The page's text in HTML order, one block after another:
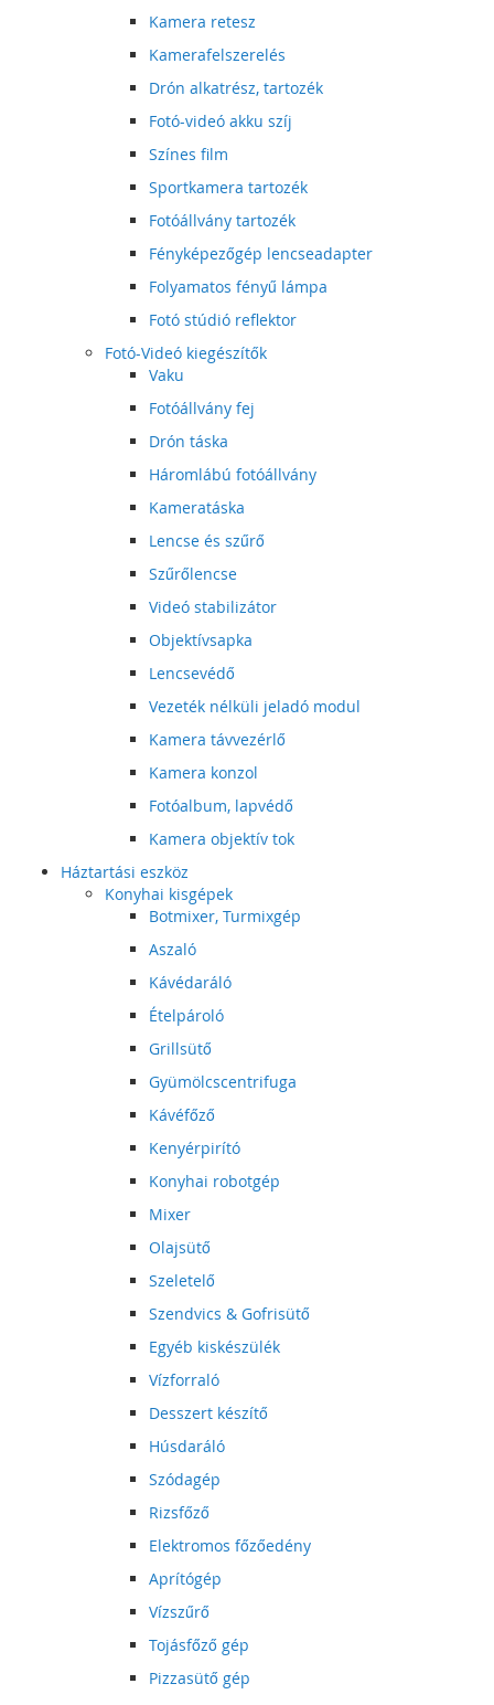
Kamera retesz
Kamerafelszerelés
Drón alkatrész, tartozék
Fotó-videó akku szíj
Színes film
Sportkamera tartozék
Fotóállvány tartozék
Fényképezőgép lencseadapter
Folyamatos fényű lámpa
Fotó stúdió reflektor
Fotó-Videó kiegészítők
Vaku
Fotóállvány fej
Drón táska
Háromlábú fotóállvány
Kameratáska
Lencse és szűrő
Szűrőlencse
Videó stabilizátor
Objektívsapka
Lencsevédő
Vezeték nélküli jeladó modul
Kamera távvezérlő
Kamera konzol
Fotóalbum, lapvédő
Kamera objektív tok
Háztartási eszköz
Konyhai kisgépek
Botmixer, Turmixgép
Aszaló
Kávédaráló
Ételpároló
Grillsütő
Gyümölcscentrifuga
Kávéfőző
Kenyérpirító
Konyhai robotgép
Mixer
Olajsütő
Szeletelő
Szendvics & Gofrisütő
Egyéb kiskészülék
Vízforraló
Desszert készítő
Húsdaráló
Szódagép
Rizsfőző
Elektromos főzőedény
Aprítógép
Vízszűrő
Tojásfőző gép
Pizzasütő gép